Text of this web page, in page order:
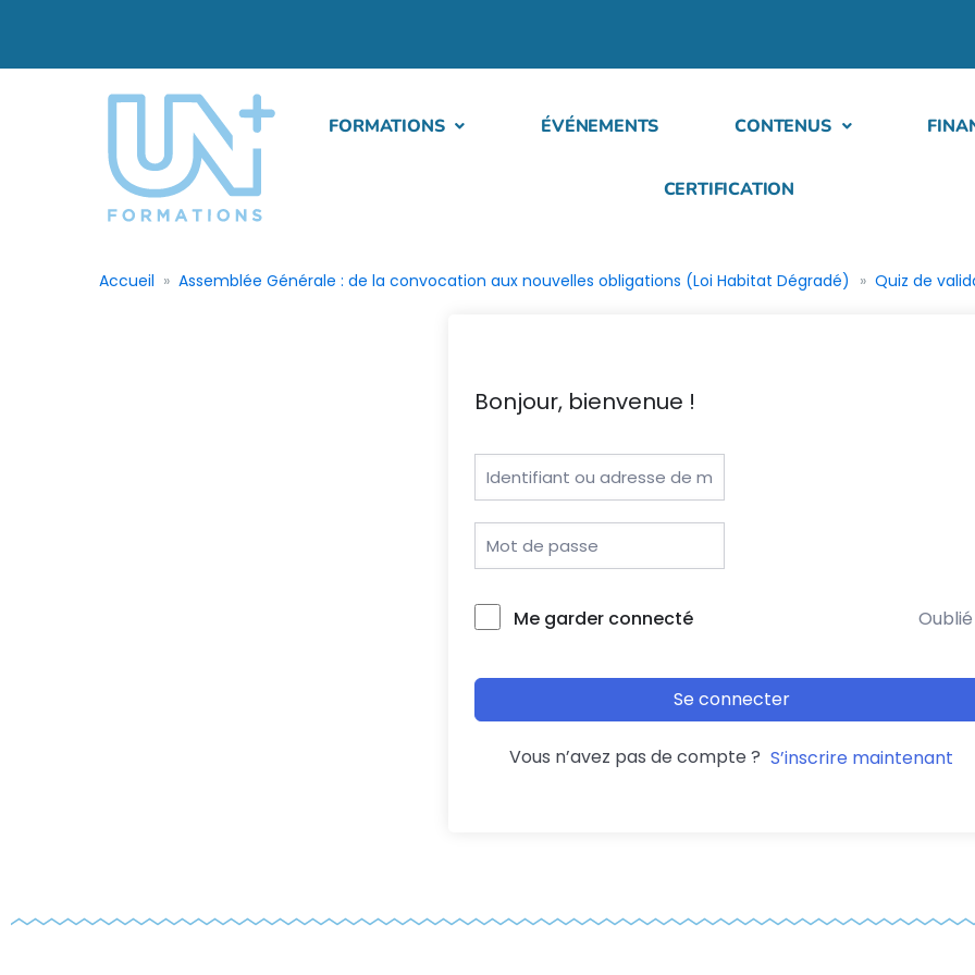
FORMATIONS ÉVÉNEMENTS CONTENUS
CERTIFICATION
Accueil Assemblée Générale : de la convocation aux nouvelles obligations (Loi Habitat Dégradé) Quiz de
Bonjour, bienvenue !
Me garder connecté
Se connecter
Vous n’avez pas de compte ? S’inscrire maintenant